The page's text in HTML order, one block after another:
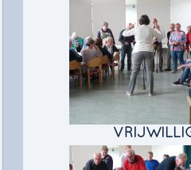
DE
2015
DE STILLE